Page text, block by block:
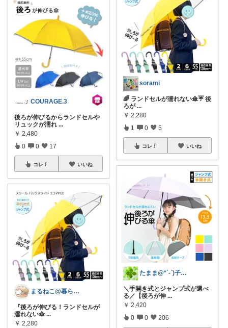
COURAGE.3
後ろが伸びるからランドセルや
リュックが濡れ ...
￥ 2,480
0 0 17
コレ いいね
まるねこ@暮らしと子育て🐈️🌸
『後ろが伸びる！ランドセルが
濡れない傘 ...
￥ 2,280
sorami
🌈 ランドセルが濡れない傘☔️ 後
ろが ...
￥ 2,280
1 0 5
コレ いいね
たまま@*´-`)子ども用品/日用品
＼手開き式とジャンプ式が選べ
る／【後ろが伸 ...
￥ 2,420
0 0 206